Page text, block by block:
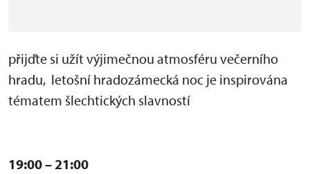
přijďte si užít výjimečnou atmosféru večerního
hradu, letošní hradozámecká noc je inspirována
tématem šlechtických slavností
19:00 – 21:00